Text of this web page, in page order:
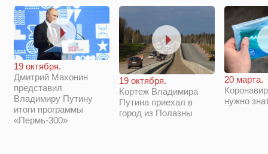
19 октября.
Дмитрий Махонин
представил
Владимиру Путину
итоги программы
«Пермь-300»
19 октября.
Кортеж Владимира
Путина приехал в
город из Полазны
20 марта.
нужно